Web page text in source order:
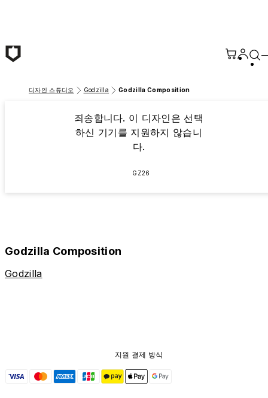
디자인 스튜디오 Godzilla Godzilla Composition
죄송합니다. 이 디자인은 선택
하신 기기를 지원하지 않습니
다.
GZ26
Godzilla Composition
Godzilla
지원 결제 방식